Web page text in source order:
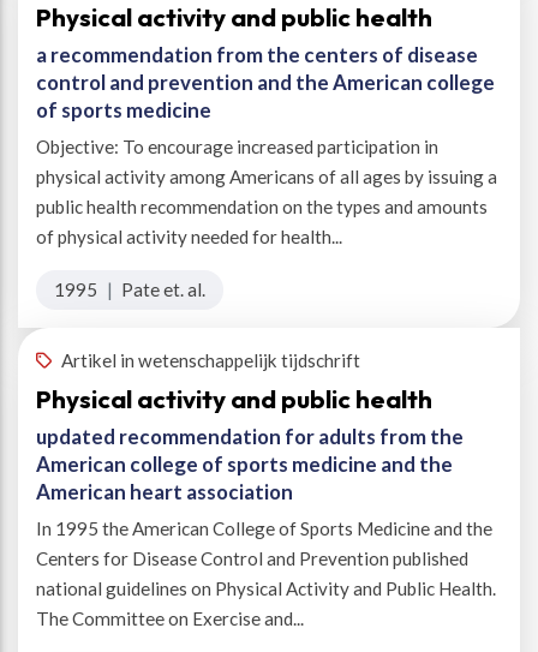
Physical activity and public health
a recommendation from the centers of disease
control and prevention and the American college
of sports medicine
Objective: To encourage increased participation in
physical activity among Americans of all ages by issuing a
public health recommendation on the types and amounts
of physical activity needed for health...
1995 | Pate et. al.
Artikel in wetenschappelijk tijdschrift
Physical activity and public health
updated recommendation for adults from the
American college of sports medicine and the
American heart association
In 1995 the American College of Sports Medicine and the
Centers for Disease Control and Prevention published
national guidelines on Physical Activity and Public Health.
The Committee on Exercise and...